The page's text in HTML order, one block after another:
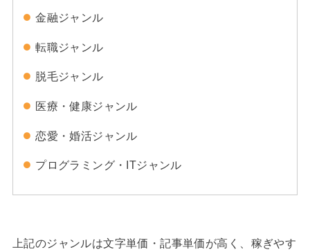
金融ジャンル
転職ジャンル
脱毛ジャンル
医療・健康ジャンル
恋愛・婚活ジャンル
プログラミング・ITジャンル
上記のジャンルは文字単価・記事単価が高く、稼ぎやす